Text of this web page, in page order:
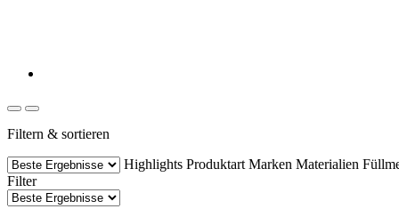
Filtern & sortieren
Highlights Produktart Marken Materialien
Filter